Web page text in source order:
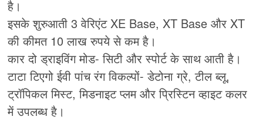
है।
इसके शुरुआती 3 वेरिएंट XE Base, XT Base और XT
की कीमत 10 लाख रुपये से कम है।
कार दो ड्राइविंग मोड- सिटी और स्पोर्ट के साथ आती है।
टाटा टिएगो ईवी पांच रंग विकल्पों- डेटोना ग्रे, टील ब्लू,
ट्रॉपिकल मिस्ट, मिडनाइट प्लम और प्रिस्टिन व्हाइट कलर
में उपलब्ध है।